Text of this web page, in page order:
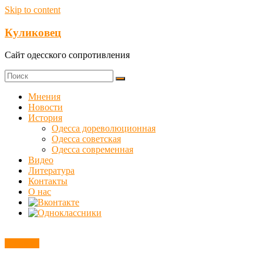
Skip to content
Куликовец
Сайт одесского сопротивления
Мнения
Новости
История
Одесса дореволюционная
Одесса советская
Одесса современная
Видео
Литература
Контакты
О нас